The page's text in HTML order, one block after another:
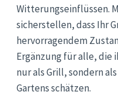
Witterungseinflüssen.
sicherstellen, dass Ihr
hervorragendem
Ergänzung für alle, die
nur als Grill, sondern
Gartens schätzen.